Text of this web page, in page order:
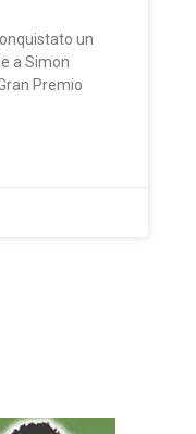
un
a Simon
Premio